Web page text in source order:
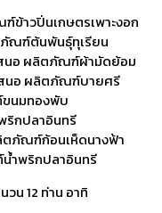
ข้าวปิ่นเกษตรเพาะงอก
ภัณฑ์ต้นพันธุ์ทุเรียน
สนอ ผลิตภัณฑ์ผ้ามัดย้อม
สนอ ผลิตภัณฑ์บายศรี
ขนมทองพับ
ริกปลาอินทรี
ตภัณฑ์ก้อนเห็ดนางฟ้า
ำพริกปลาอินทรี
น 12 ท่าน อาทิ